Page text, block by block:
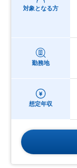
対象となる方
勤務地
想定年収